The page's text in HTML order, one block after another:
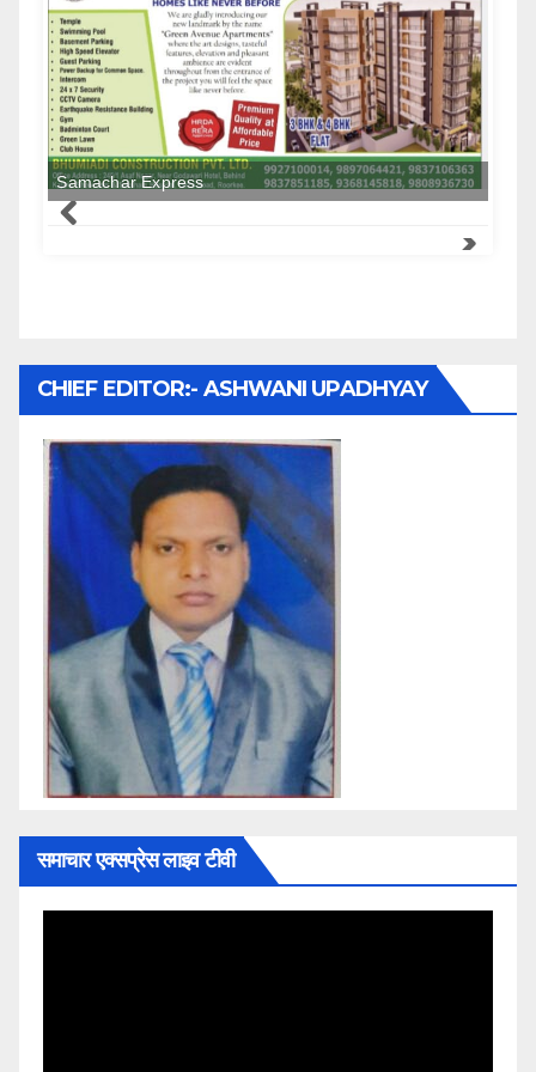
Samachar Express
CHIEF EDITOR:- ASHWANI UPADHYAY
समाचार एक्सप्रेस लाइव टीवी